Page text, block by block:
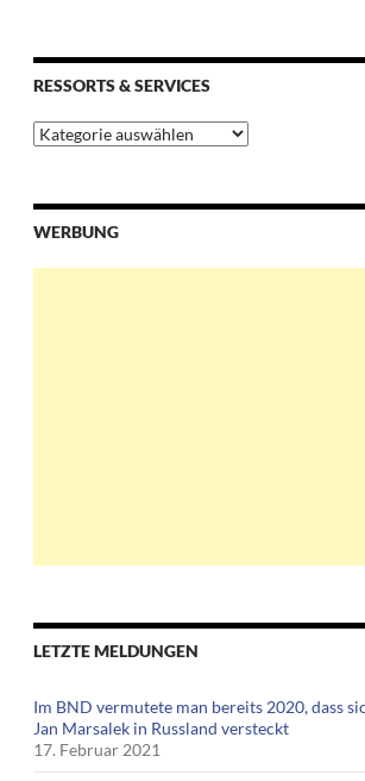
im Möbelhaus Ikea
RESSORTS & SERVICES
Ressorts
&
WERBUNG
LETZTE MELDUNGEN
Im BND vermutete man bereits 2020, dass
Jan Marsalek in Russland versteckt
17. Februar 2021